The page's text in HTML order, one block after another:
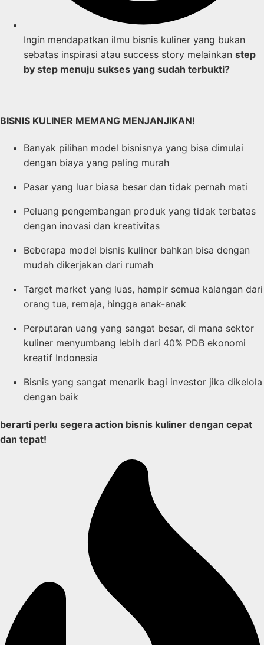
Ingin mendapatkan ilmu bisnis kuliner yang bukan
sebatas inspirasi atau success story melainkan step
by step menuju sukses yang sudah terbukti?
BISNIS KULINER MEMANG MENJANJIKAN!
Banyak pilihan model bisnisnya yang bisa dimulai
dengan biaya yang paling murah
Pasar yang luar biasa besar dan tidak pernah mati
Peluang pengembangan produk yang tidak terbatas
dengan inovasi dan kreativitas
Beberapa model bisnis kuliner bahkan bisa dengan
mudah dikerjakan dari rumah
Target market yang luas, hampir semua kalangan dari
orang tua, remaja, hingga anak-anak
Perputaran uang yang sangat besar, di mana sektor
kuliner menyumbang lebih dari 40% PDB ekonomi
kreatif Indonesia
Bisnis yang sangat menarik bagi investor jika dikelola
dengan baik
berarti perlu segera action bisnis kuliner dengan cepat
dan tepat!